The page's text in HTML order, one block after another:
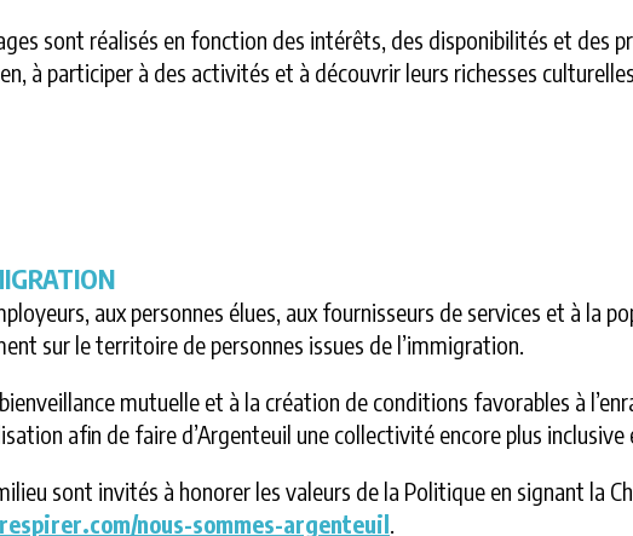
sont réalisés en fonction des intérêts, des disponibilités et des
à participer à des activités et à découvrir leurs richesses
aux personnes élues, aux fournisseurs de services et à la
sur le territoire de personnes issues de l’immigration.
mutuelle et à la création de conditions favorables à
afin de faire d’Argenteuil une collectivité encore plus
sont invités à honorer les valeurs de la Politique en signant la
nous-sommes-argenteuil.